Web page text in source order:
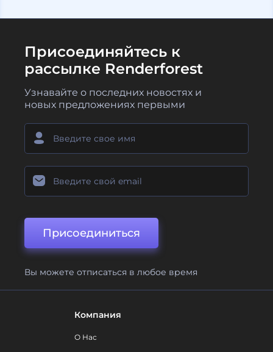
Присоединяйтесь к
рассылке Renderforest
Узнавайте о последних новостях и
новых предложениях первыми
Присоединиться
Вы можете отписаться в любое время
Компания
О Нас